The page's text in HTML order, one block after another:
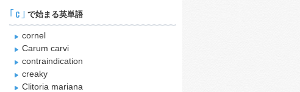
｢c｣ で始まる英単語
cornel
Carum carvi
contraindication
creaky
Clitoria mariana